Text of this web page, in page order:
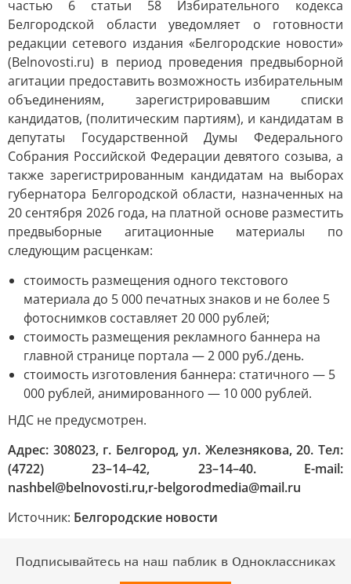
частью 6 статьи 58 Избирательного кодекса
Белгородской области уведомляет о готовности
редакции сетевого издания «Белгородские новости»
(Вelnovosti.ru) в период проведения предвыборной
агитации предоставить возможность избирательным
объединениям, зарегистрировавшим списки
кандидатов, (политическим партиям), и кандидатам в
депутаты Государственной Думы Федерального
Собрания Российской Федерации девятого созыва, а
также зарегистрированным кандидатам на выборах
губернатора Белгородской области, назначенных на
20 сентября 2026 года, на платной основе разместить
предвыборные агитационные материалы по
следующим расценкам:
стоимость размещения одного текстового
материала до 5 000 печатных знаков и не более 5
фотоснимков составляет 20 000 рублей;
стоимость размещения рекламного баннера на
главной странице портала — 2 000 руб./день.
стоимость изготовления баннера: статичного — 5
000 рублей, анимированного — 10 000 рублей.
НДС не предусмотрен.
Адрес: 308023, г. Белгород, ул. Железнякова, 20. Тел:
(4722) 23–14–42, 23–14–40. E-mail:
nashbel@belnovosti.ru,r-belgorodmedia@mail.ru
Источник: Белгородские новости
Подписывайтесь на наш паблик в Одноклассниках